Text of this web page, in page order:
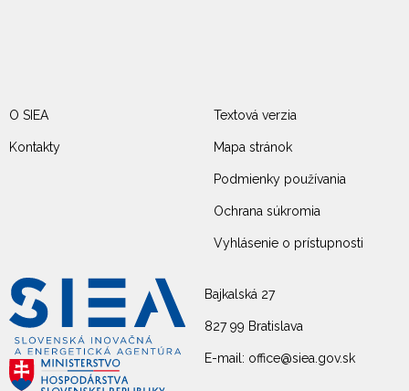
Bajkalská 27
827 99 Bratislava
E-mail: office@siea.gov.sk
O SIEA
Kontakty
Textová verzia
Mapa stránok
Podmienky používania
Ochrana súkromia
Vyhlásenie o prístupnosti